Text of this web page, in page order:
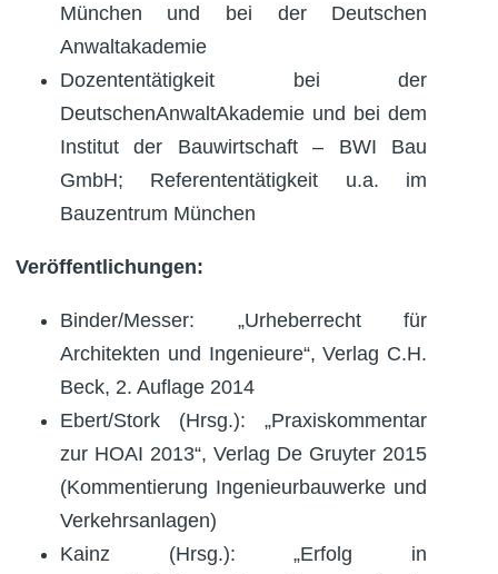
München und bei der Deutschen
Anwaltakademie
Dozententätigkeit bei der
DeutschenAnwaltAkademie und bei dem
Institut der Bauwirtschaft – BWI Bau
GmbH; Referententätigkeit u.a. im
Bauzentrum München
Veröffentlichungen:
Binder/Messer: „Urheberrecht für
Architekten und Ingenieure“, Verlag C.H.
Beck, 2. Auflage 2014
Ebert/Stork (Hrsg.): „Praxiskommentar
zur HOAI 2013“, Verlag De Gruyter 2015
(Kommentierung Ingenieurbauwerke und
Verkehrsanlagen)
Kainz (Hrsg.): „Erfolg in